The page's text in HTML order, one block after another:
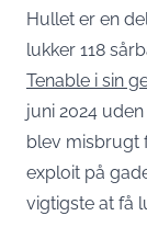
Hullet er en
lukker 118
Tenable i sin
juni 2024
blev misbrugt
exploit på
vigtigste at få